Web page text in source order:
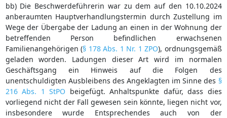
bb) Die Beschwerdeführerin war zu dem auf den 10.10.2024
anberaumten Hauptverhandlungstermin durch Zustellung im
Wege der Übergabe der Ladung an einen in der Wohnung der
betreffenden Person befindlichen erwachsenen
Familienangehörigen (§ 178 Abs. 1 Nr. 1 ZPO), ordnungsgemäß
geladen worden. Ladungen dieser Art wird im normalen
Geschäftsgang ein Hinweis auf die Folgen des
unentschuldigten Ausbleibens des Angeklagten im Sinne des §
216 Abs. 1 StPO beigefügt. Anhaltspunkte dafür, dass dies
vorliegend nicht der Fall gewesen sein könnte, liegen nicht vor,
insbesondere wurde Entsprechendes auch von der